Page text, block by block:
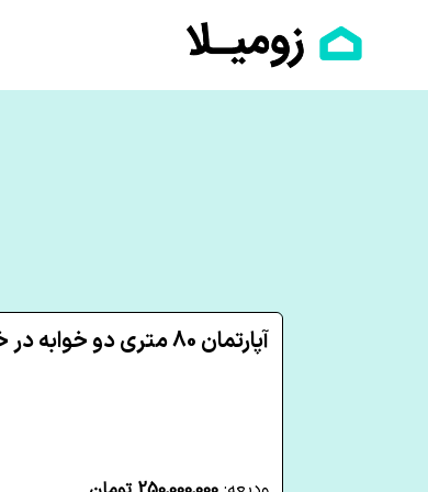
آپارتمان 80 متری دو خوابه در خیابان مفتح شاهرود